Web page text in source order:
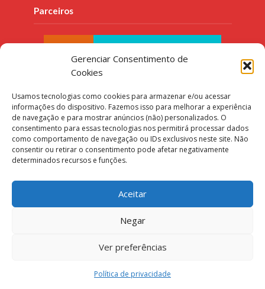
Gerenciar Consentimento de
Cookies
Usamos tecnologias como cookies para armazenar e/ou acessar
informações do dispositivo. Fazemos isso para melhorar a experiência
de navegação e para mostrar anúncios (não) personalizados. O
consentimento para essas tecnologias nos permitirá processar dados
como comportamento de navegação ou IDs exclusivos neste site. Não
consentir ou retirar o consentimento pode afetar negativamente
determinados recursos e funções.
Aceitar
Negar
Ver preferências
Política de privacidade
Parceiros
Copyright © 2016. Make Indie Games. Design por